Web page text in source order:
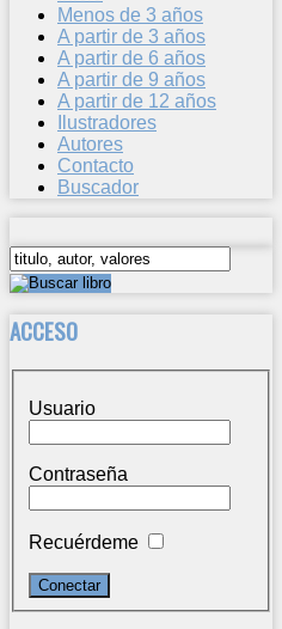
Menos de 3 años
A partir de 3 años
A partir de 6 años
A partir de 9 años
A partir de 12 años
Ilustradores
Autores
Contacto
Buscador
ACCESO
Usuario
Contraseña
Recuérdeme